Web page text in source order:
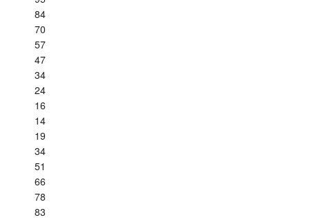
84
70
57
47
34
24
16
14
19
34
51
66
78
83